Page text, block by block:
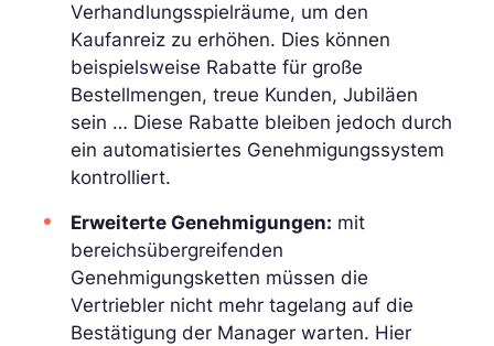
Verhandlungsspielräume, um den
Kaufanreiz zu erhöhen. Dies können
beispielsweise Rabatte für große
Bestellmengen, treue Kunden, Jubiläen
sein … Diese Rabatte bleiben jedoch durch
ein automatisiertes Genehmigungssystem
kontrolliert.
Erweiterte Genehmigungen: mit
bereichsübergreifenden
Genehmigungsketten müssen die
Vertriebler nicht mehr tagelang auf die
Bestätigung der Manager warten. Hier